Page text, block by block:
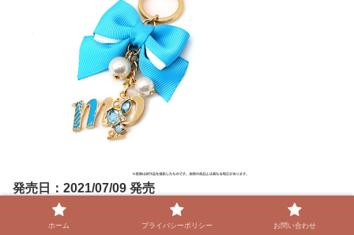
発売日：2021/07/09 発売
2,200円(税込)
ホーム プライバシーポリシー お問い合わせ